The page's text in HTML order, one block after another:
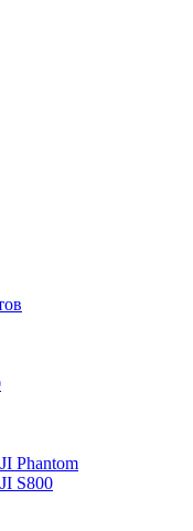
Phantom
S800